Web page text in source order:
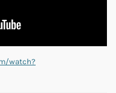
watch?